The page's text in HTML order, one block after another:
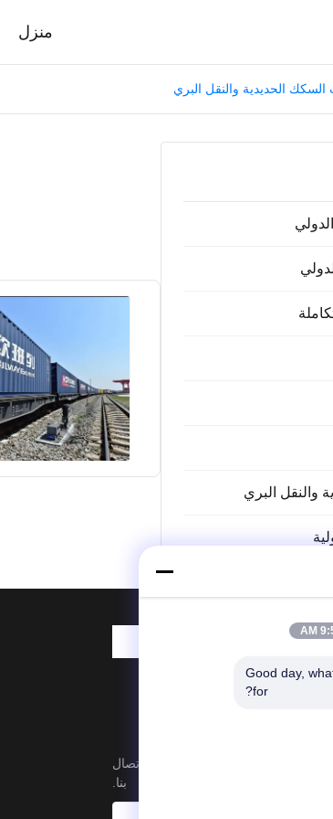
منزل
الحديدية والنقل البري
والنقل البري
إلى مزيد من المعلومات، يرجى الاتصال
بنا.
Good day,
for?